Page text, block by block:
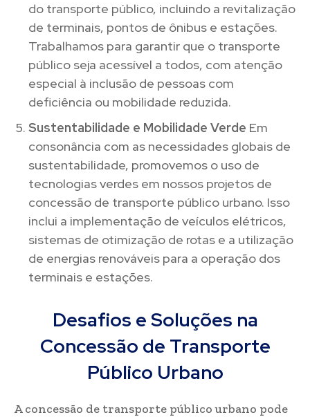
do transporte público, incluindo a revitalização
de terminais, pontos de ônibus e estações.
Trabalhamos para garantir que o transporte
público seja acessível a todos, com atenção
especial à inclusão de pessoas com
deficiência ou mobilidade reduzida.
Sustentabilidade e Mobilidade Verde Em
consonância com as necessidades globais de
sustentabilidade, promovemos o uso de
tecnologias verdes em nossos projetos de
concessão de transporte público urbano. Isso
inclui a implementação de veículos elétricos,
sistemas de otimização de rotas e a utilização
de energias renováveis para a operação dos
terminais e estações.
Desafios e Soluções na
Concessão de Transporte
Público Urbano
A concessão de transporte público urbano pode